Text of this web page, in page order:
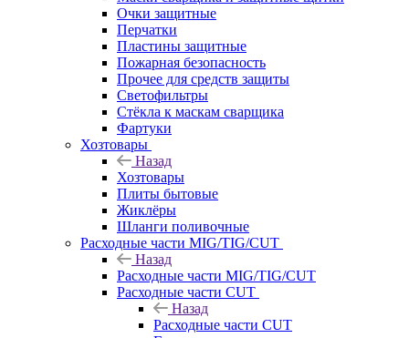
Очки защитные
Перчатки
Пластины защитные
Пожарная безопасность
Прочее для средств защиты
Светофильтры
Стёкла к маскам сварщика
Фартуки
Хозтовары
Назад
Хозтовары
Плиты бытовые
Жиклёры
Шланги поливочные
Расходные части MIG/TIG/CUT
Назад
Расходные части MIG/TIG/CUT
Расходные части CUT
Назад
Расходные части CUT